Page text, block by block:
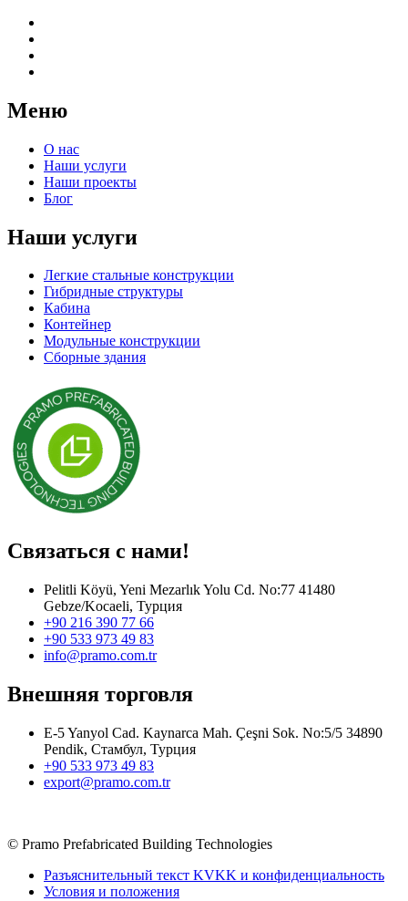
Меню
О нас
Наши услуги
Наши проекты
Блог
Наши услуги
Легкие стальные конструкции
Гибридные структуры
Кабина
Контейнер
Модульные конструкции
Сборные здания
Связаться с нами!
Pelitli Köyü, Yeni Mezarlık Yolu Cd. No:77 41480
Gebze/Kocaeli, Турция
+90 216 390 77 66
+90 533 973 49 83
info@pramo.com.tr
Внешняя торговля
E-5 Yanyol Cad. Kaynarca Mah. Çeşni Sok. No:5/5 34890
Pendik, Стамбул, Турция
+90 533 973 49 83
export@pramo.com.tr
© Pramo Prefabricated Building Technologies
Разъяснительный текст KVKK и конфиденциальность
Условия и положения